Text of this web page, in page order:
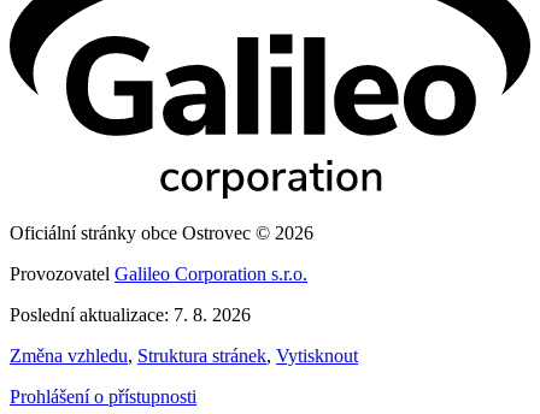
Oficiální stránky obce Ostrovec © 2026
Provozovatel Galileo Corporation s.r.o.
Poslední aktualizace: 7. 8. 2026
Změna vzhledu, Struktura stránek, Vytisknout
Prohlášení o přístupnosti